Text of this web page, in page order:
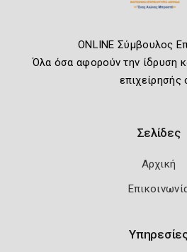
ONLINE Σύμβουλος
Όλα όσα αφορούν την ίδρυση
επιχείρησής
Σελίδες
Αρχική